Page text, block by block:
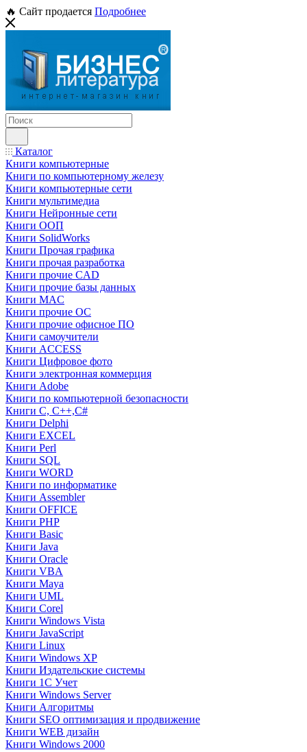
🔥 Сайт продается Подробнее
Каталог
Книги компьютерные
Книги по компьютерному железу
Книги компьютерные сети
Книги мультимедиа
Книги Нейронные сети
Книги ООП
Книги SolidWorks
Книги Прочая графика
Книги прочая разработка
Книги прочие CAD
Книги прочие базы данных
Книги MAC
Книги прочие ОС
Книги прочие офисное ПО
Книги самоучители
Книги ACCESS
Книги Цифровое фото
Книги электронная коммерция
Книги Adobe
Книги по компьютерной безопасности
Книги C, C++,С#
Книги Delphi
Книги EXCEL
Книги Perl
Книги SQL
Книги WORD
Книги по информатике
Книги Assembler
Книги OFFICE
Книги PHP
Книги Basic
Книги Java
Книги Oracle
Книги VBA
Книги Maya
Книги UML
Книги Corel
Книги Windows Vista
Книги JavaScript
Книги Linux
Книги Windows XP
Книги Издательские системы
Книги 1C Учет
Книги Windows Server
Книги Алгоритмы
Книги SEO оптимизация и продвижение
Книги WEB дизайн
Книги Windows 2000